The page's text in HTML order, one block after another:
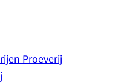
Proeverij